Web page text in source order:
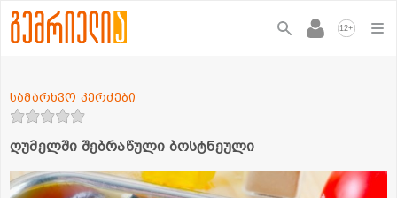
12+
ღუმელში შებრაწული ბოსტნეული
სამარხვო კერძები